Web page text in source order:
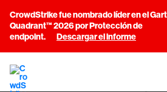
CrowdStrike fue nombrado líder en el
Quadrant™ 2026 por Protección de
endpoint.
Descargar el informe